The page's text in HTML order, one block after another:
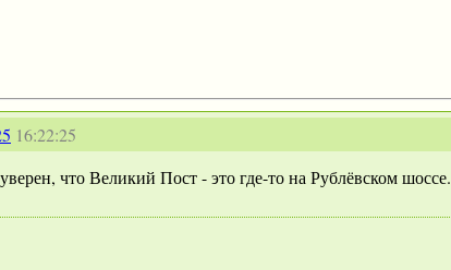
16:22:25
что Великий Пост - это где-то на Рублёвском шоссе.